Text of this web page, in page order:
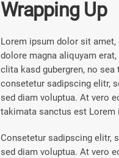
Wrapping Up
Lorem ipsum dolor sit
dolore magna aliquyam
clita kasd gubergren, no
consetetur sadipscing elitr,
sed diam voluptua. At vero
takimata sanctus est
Consetetur sadipscing elitr,
sed diam voluptua. At vero